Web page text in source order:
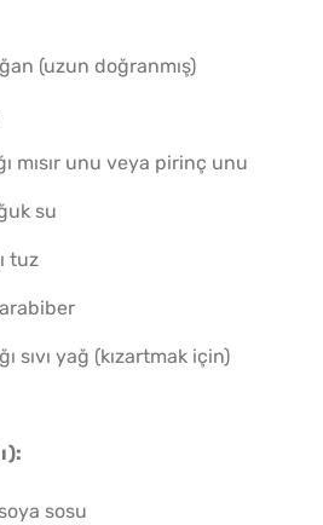
(uzun doğranmış)
mısır unu veya pirinç unu
su
tuz
sıvı yağ (kızartmak için)
sosu